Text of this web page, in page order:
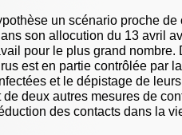
un scénario proche
son allocution du 13 avril
pour le plus grand nombre.
est en partie contrôlée par
et le dépistage de
de deux autres mesures de
des contacts dans la